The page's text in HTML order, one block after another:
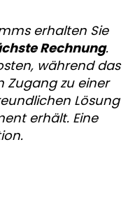
erhalten Sie
Rechnung.
während das
Zugang zu einer
Lösung
erhält. Eine